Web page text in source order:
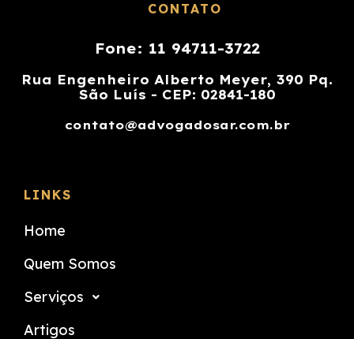
CONTATO
Fone: 11 94711-3722
Rua Engenheiro Alberto Meyer, 390 Pq.
São Luís - CEP: 02841-180
contato@advogadosar.com.br
LINKS
Home
Quem Somos
Serviços
Artigos